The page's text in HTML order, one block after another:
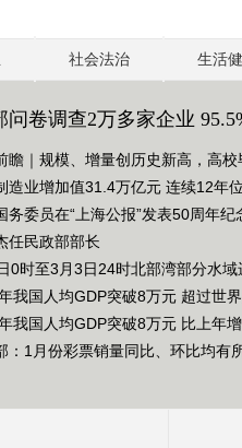
社会法治 生活
问卷调查2万多家企业
瞻｜规模、增量创历史新高，高校
造业增加值31.4万亿元 连续12年
务委员在“上海公报”发表50周年
任民政部部长
0时至3月3日24时北部湾部分水域
我国人均GDP突破8万元 超过世
我国人均GDP突破8万元 比上年
：1月份彩票销量同比、环比均有